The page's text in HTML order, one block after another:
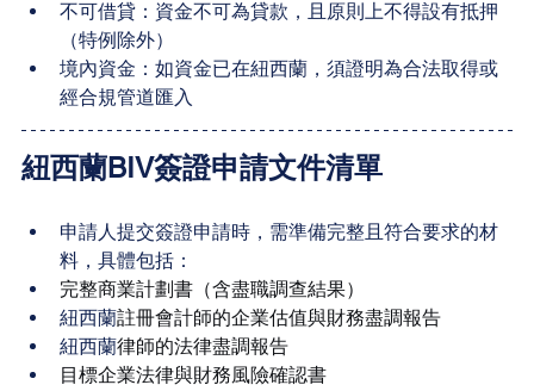
不可借貸：資金不可為貸款，且原則上不得設有抵押
（特例除外）
境內資金：如資金已在紐西蘭，須證明為合法取得或
經合規管道匯入
紐西蘭BIV簽證申請文件清單
申請人提交簽證申請時，需準備完整且符合要求的材
料，具體包括：
完整商業計劃書（含盡職調查結果）
紐西蘭註冊會計師的企業估值與財務盡調報告
紐西蘭律師的法律盡調報告
目標企業法律與財務風險確認書